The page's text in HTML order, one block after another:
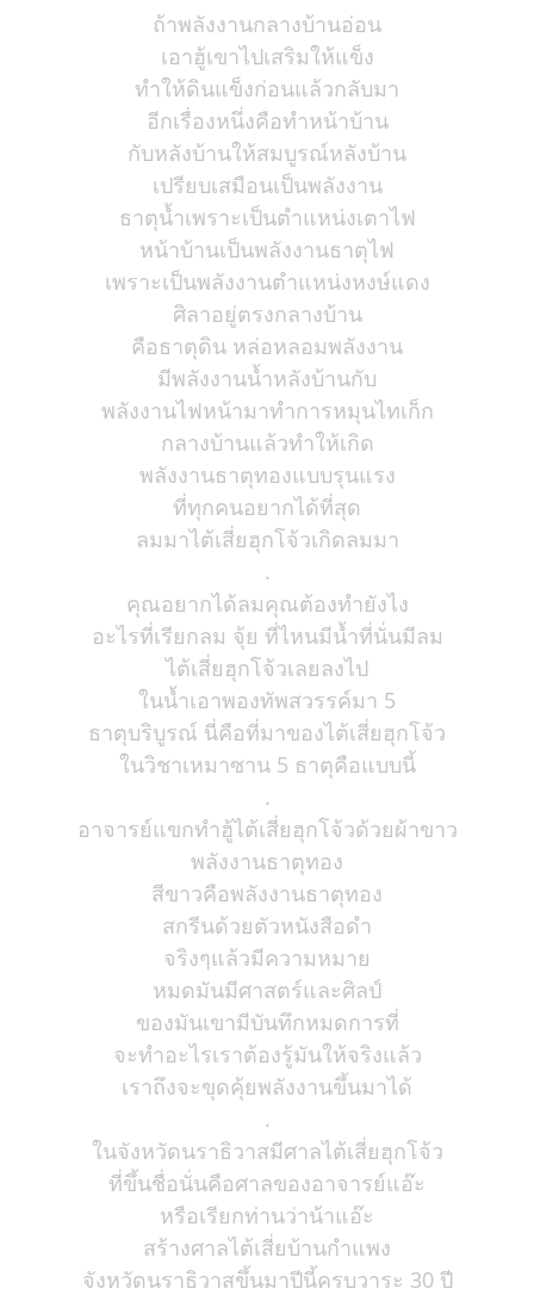
ถ้าพลังงานกลางบ้านอ่อน
เอาฮู้เขาไปเสริมให้แข็ง
ทำให้ดินแข็งก่อนแล้วกลับมา
อีกเรื่องหนึ่งคือทำหน้าบ้าน
กับหลังบ้านให้สมบูรณ์หลังบ้าน
เปรียบเสมือนเป็นพลังงาน
ธาตุน้ำเพราะเป็นตำแหน่งเตาไฟ
หน้าบ้านเป็นพลังงานธาตุไฟ
เพราะเป็นพลังงานตำแหน่งหงษ์แดง
ศิลาอยู่ตรงกลางบ้าน
คือธาตุดิน หล่อหลอมพลังงาน
มีพลังงานน้ำหลังบ้านกับ
พลังงานไฟหน้ามาทำการหมุนไทเก็ก
กลางบ้านแล้วทำให้เกิด
พลังงานธาตุทองแบบรุนแรง
ที่ทุกคนอยากได้ที่สุด
ลมมาไต้เสี่ยฮุกโจ้วเกิดลมมา
.
คุณอยากได้ลมคุณต้องทำยังไง
อะไรที่เรียกลม จุ้ย ที่ไหนมีน้ำที่นั่นมีลม
ไต้เสี่ยฮุกโจ้วเลยลงไป
ในน้ำเอาพองทัพสวรรค์มา 5
ธาตุบริบูรณ์ นี่คือที่มาของไต้เสี่ยฮุกโจ้ว
ในวิชาเหมาซาน 5 ธาตุคือแบบนี้
.
อาจารย์แขกทำฮู้ไต้เสี่ยฮุกโจ้วด้วยผ้าขาว
พลังงานธาตุทอง
สีขาวคือพลังงานธาตุทอง
สกรีนด้วยตัวหนังสือดำ
จริงๆแล้วมีความหมาย
หมดมันมีศาสตร์และศิลป์
ของมันเขามีบันทึกหมดการที่
จะทำอะไรเราต้องรู้มันให้จริงแล้ว
เราถึงจะขุดคุ้ยพลังงานขึ้นมาได้
.
ในจังหวัดนราธิวาสมีศาลไต้เสี่ยฮุกโจ้ว
ที่ขึ้นชื่อนั่นคือศาลของอาจารย์แอ๊ะ
หรือเรียกท่านว่าน้าแอ๊ะ
สร้างศาลไต้เสี่ยบ้านกำแพง
จังหวัดนราธิวาสขึ้นมาปีนี้ครบวาระ 30 ปี